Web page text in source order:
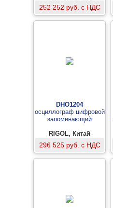
252 252 руб. с НДС
DHO1204
осциллограф цифровой
запоминающий
RIGOL, Китай
296 525 руб. с НДС